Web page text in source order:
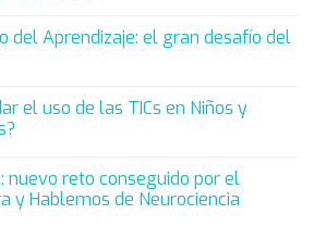
del Aprendizaje: el gran desafío del
el uso de las TICs en Niños y
nuevo reto conseguido por el
y Hablemos de Neurociencia